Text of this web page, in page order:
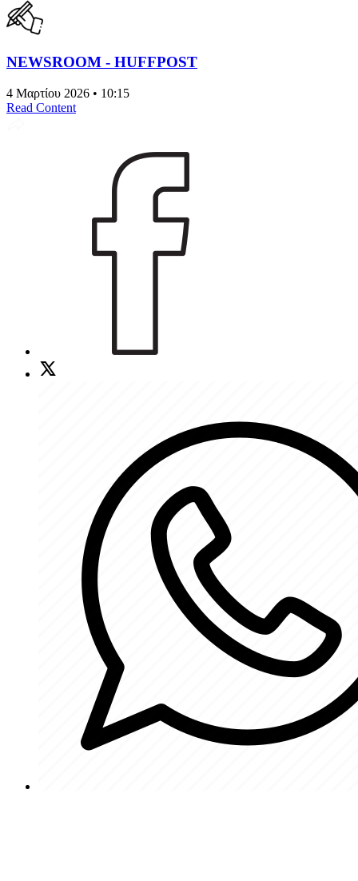
NEWSROOM - HUFFPOST
4 Μαρτίου 2026 • 10:15
Read Content